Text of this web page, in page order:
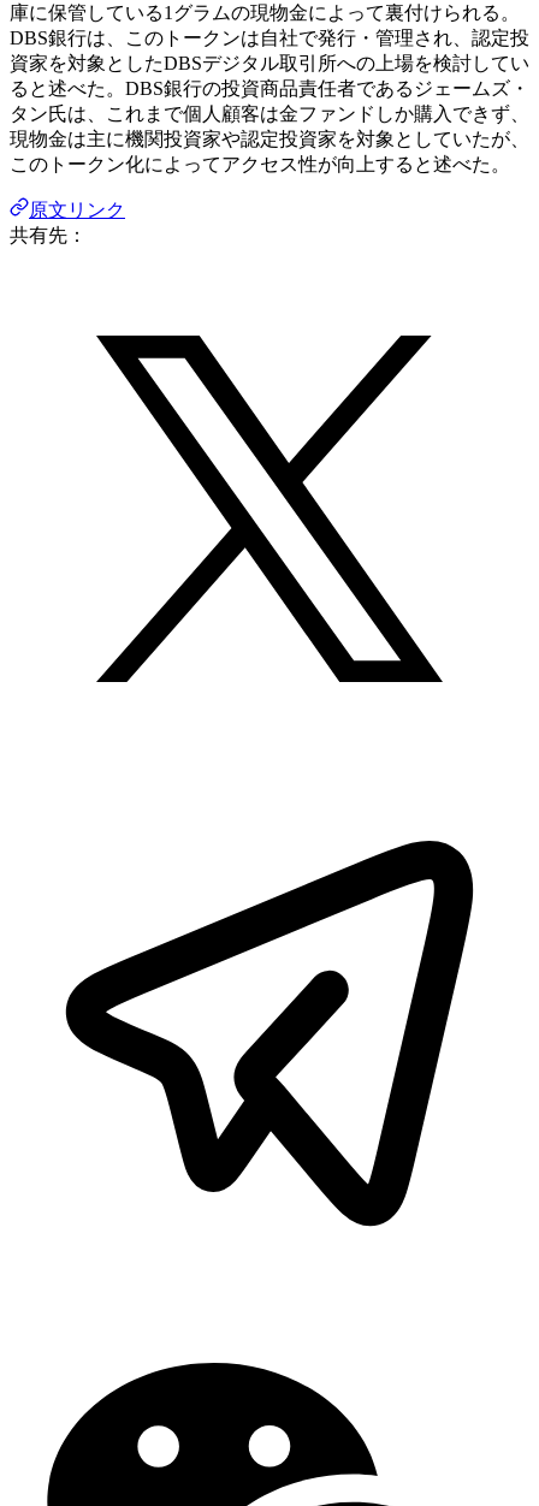
庫に保管している1グラムの現物金によって裏付けられる。
DBS銀行は、このトークンは自社で発行・管理され、認定投
資家を対象としたDBSデジタル取引所への上場を検討してい
ると述べた。DBS銀行の投資商品責任者であるジェームズ・
タン氏は、これまで個人顧客は金ファンドしか購入できず、
現物金は主に機関投資家や認定投資家を対象としていたが、
このトークン化によってアクセス性が向上すると述べた。
原文リンク
共有先：